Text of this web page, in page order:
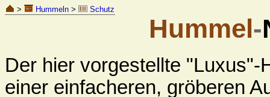
> Hummeln > Schutz
Hummel-
Der hier vorgestellte
einer einfacheren, gröberen